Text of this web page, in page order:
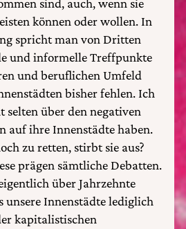
sind, auch, wenn sie
können oder wollen. In
spricht man von Dritten
und informelle Treffpunkte
und beruflichen Umfeld
bisher fehlen. Ich
über den negativen
auf ihre Innenstädte haben.
zu retten, stirbt sie aus?
prägen sämtliche Debatten.
über Jahrzehnte
unsere Innenstädte lediglich
kapitalistischen